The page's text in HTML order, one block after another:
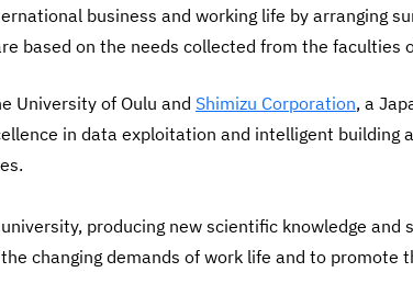
business and working life by arranging
based on the needs collected from the faculties
University of Oulu and Shimizu Corporation, a
in data exploitation and intelligent
producing new scientific knowledge
changing demands of work life and to promote